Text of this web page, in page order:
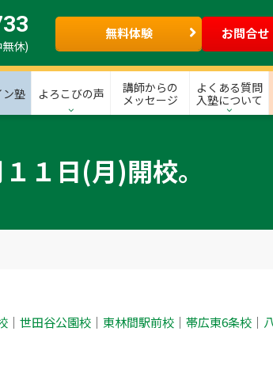
休)
無料体験 お問合せ
ン塾 よろこびの声
講師からの
メッセージ
よくある質問
入塾について
１日(月)開校。
｜ 世田谷公園校 ｜ 東林間駅前校 ｜ 帯広東6条校 ｜